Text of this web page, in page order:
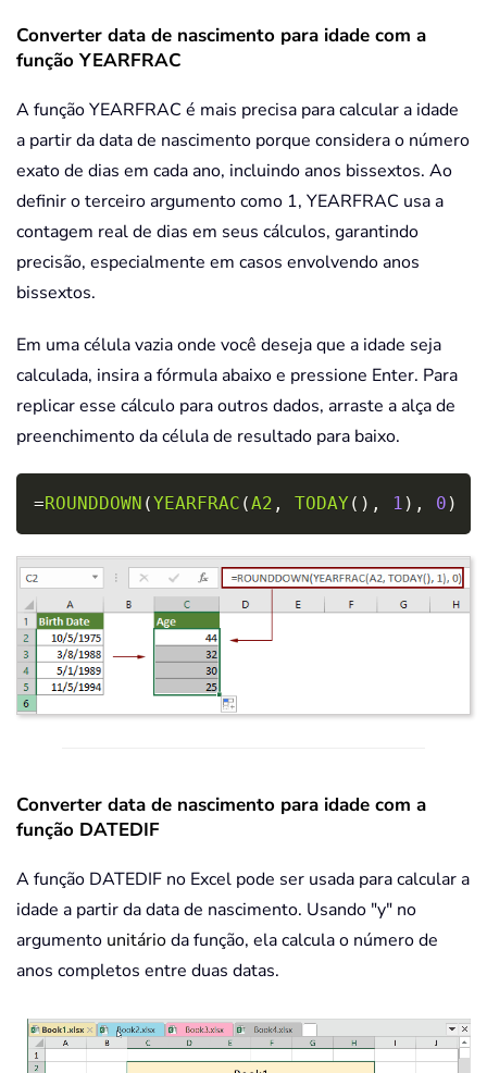
Converter data de nascimento para idade com a
função YEARFRAC
A função YEARFRAC é mais precisa para calcular a idade
a partir da data de nascimento porque considera o número
exato de dias em cada ano, incluindo anos bissextos. Ao
definir o terceiro argumento como 1, YEARFRAC usa a
contagem real de dias em seus cálculos, garantindo
precisão, especialmente em casos envolvendo anos
bissextos.
Em uma célula vazia onde você deseja que a idade seja
calculada, insira a fórmula abaixo e pressione Enter. Para
replicar esse cálculo para outros dados, arraste a alça de
preenchimento da célula de resultado para baixo.
=ROUNDDOWN (YEARFRAC (A2 , TODAY ( ) , 1 ) , 0 )
Copy
Converter data de nascimento para idade com a
função DATEDIF
A função DATEDIF no Excel pode ser usada para calcular a
idade a partir da data de nascimento. Usando "y" no
argumento unitárioda função, ela calcula o número de
anos completos entre duas datas.